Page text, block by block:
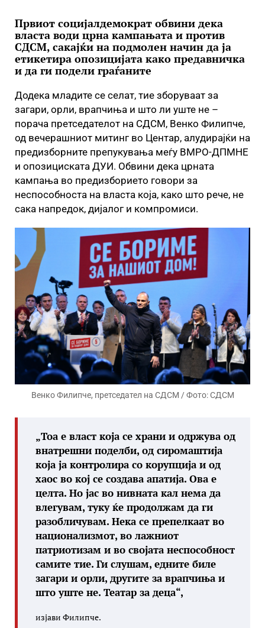
Првиот социјалдемократ обвини дека
власта води црна кампањата и против
СДСМ, сакајќи на подмолен начин да ја
етикетира опозицијата како предавничка
и да ги подели граѓаните
Додека младите се селат, тие зборуваат за
загари, орли, врапчиња и што ли уште не –
порача претседателот на СДСМ, Венко Филипче,
од вечерашниот митинг во Центар, алудирајќи на
предизборните препукувања меѓу ВМРО-ДПМНЕ
и опозициската ДУИ. Обвини дека црната
кампања во предизборието говори за
неспособноста на власта која, како што рече, не
сака напредок, дијалог и компромиси.
Венко Филипче, претседател на СДСМ / Фото: СДСМ
„Тоа е власт која се храни и одржува од
внатрешни поделби, од сиромаштија
која ја контролира со корупција и од
хаос во кој се создава апатија. Ова е
целта. Но јас во нивната кал нема да
влегувам, туку ќе продолжам да ги
разобличувам. Нека се препелкаат во
национализмот, во лажниот
патриотизам и во својата неспособност
самите тие. Ги слушам, едните биле
загари и орли, другите за врапчиња и
што уште не. Театар за деца“,
изјави Филипче.